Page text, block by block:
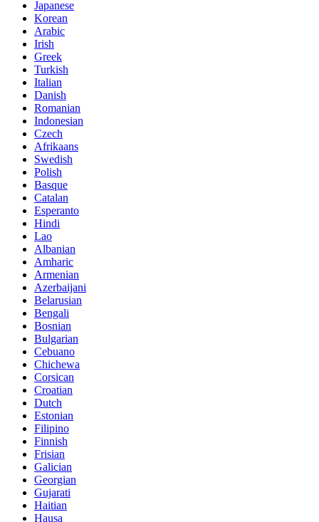
Japanese
Korean
Arabic
Irish
Greek
Turkish
Italian
Danish
Romanian
Indonesian
Czech
Afrikaans
Swedish
Polish
Basque
Catalan
Esperanto
Hindi
Lao
Albanian
Amharic
Armenian
Azerbaijani
Belarusian
Bengali
Bosnian
Bulgarian
Cebuano
Chichewa
Corsican
Croatian
Dutch
Estonian
Filipino
Finnish
Frisian
Galician
Georgian
Gujarati
Haitian
Hausa